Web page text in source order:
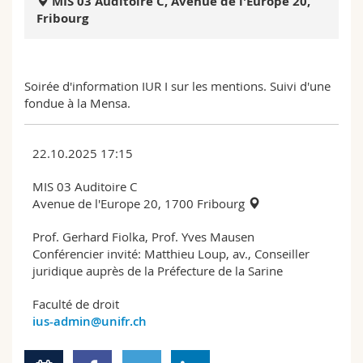
Sciences et médecine
Collaborateurs
Webmail
MyUnifr
Fribourg
Soirée d'information IUR I sur les mentions. Suivi d'une
fondue à la Mensa.
22.10.2025 17:15
MIS 03 Auditoire C
Avenue de l'Europe 20, 1700 Fribourg
Prof. Gerhard Fiolka, Prof. Yves Mausen
Conférencier invité: Matthieu Loup, av., Conseiller
juridique auprès de la Préfecture de la Sarine
Faculté de droit
ius-admin@unifr.ch